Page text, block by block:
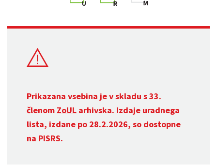
Prikazana vsebina je v skladu s 33.
členom ZoUL arhivska. Izdaje uradnega
lista, izdane po 28.2.2026, so dostopne
na PISRS.